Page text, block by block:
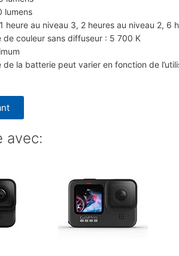
lumens
heure au niveau 3, 2 heures au niveau 2, 6
de couleur sans diffuseur : 5 700 K
de la batterie peut varier en fonction de
avec: